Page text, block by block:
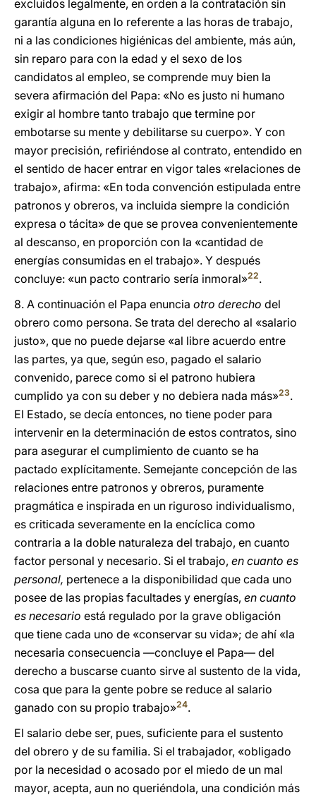
excluidos legalmente, en orden a la contratación sin
garantía alguna en lo referente a las horas de trabajo,
ni a las condiciones higiénicas del ambiente, más aún,
sin reparo para con la edad y el sexo de los
candidatos al empleo, se comprende muy bien la
severa afirmación del Papa: «No es justo ni humano
exigir al hombre tanto trabajo que termine por
embotarse su mente y debilitarse su cuerpo». Y con
mayor precisión, refiriéndose al contrato, entendido en
el sentido de hacer entrar en vigor tales «relaciones de
trabajo», afirma: «En toda convención estipulada entre
patronos y obreros, va incluida siempre la condición
expresa o tácita» de que se provea convenientemente
al descanso, en proporción con la «cantidad de
energías consumidas en el trabajo». Y después
concluye: «un pacto contrario sería inmoral»22.
8. A continuación el Papa enuncia otro derecho del
obrero como persona. Se trata del derecho al «salario
justo», que no puede dejarse «al libre acuerdo entre
las partes, ya que, según eso, pagado el salario
convenido, parece como si el patrono hubiera
cumplido ya con su deber y no debiera nada más»23.
El Estado, se decía entonces, no tiene poder para
intervenir en la determinación de estos contratos, sino
para asegurar el cumplimiento de cuanto se ha
pactado explícitamente. Semejante concepción de las
relaciones entre patronos y obreros, puramente
pragmática e inspirada en un riguroso individualismo,
es criticada severamente en la encíclica como
contraria a la doble naturaleza del trabajo, en cuanto
factor personal y necesario. Si el trabajo, en cuanto es
personal, pertenece a la disponibilidad que cada uno
posee de las propias facultades y energías, en cuanto
es necesario está regulado por la grave obligación
que tiene cada uno de «conservar su vida»; de ahí «la
necesaria consecuencia —concluye el Papa— del
derecho a buscarse cuanto sirve al sustento de la vida,
cosa que para la gente pobre se reduce al salario
ganado con su propio trabajo»24.
El salario debe ser, pues, suficiente para el sustento
del obrero y de su familia. Si el trabajador, «obligado
por la necesidad o acosado por el miedo de un mal
mayor, acepta, aun no queriéndola, una condición más